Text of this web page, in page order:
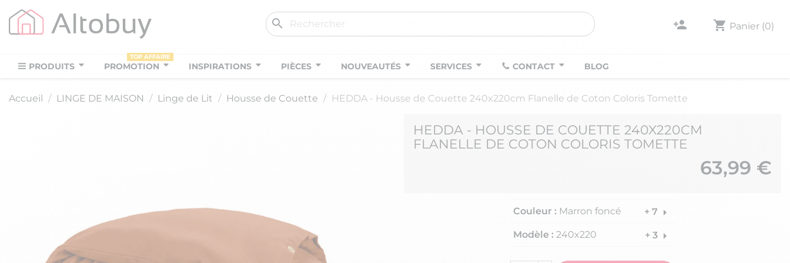
search person_add shopping_cart Panier (0)
PRODUITS PROMOTION
TOP AFFAIRE
INSPIRATIONS PIÈCES NOUVEAUTÉS SERVICES CONTACT BLOG
Accueil LINGE DE MAISON Linge de Lit Housse de Couette HEDDA - Housse de Couette 240x220cm Flanelle de Coton Coloris Tomette
HEDDA - HOUSSE DE COUETTE 240X220CM
FLANELLE DE COTON COLORIS TOMETTE
63,99 €
Couleur : Marron foncé + 7 arrow_right
Modèle : 240x220 + 3 arrow_right